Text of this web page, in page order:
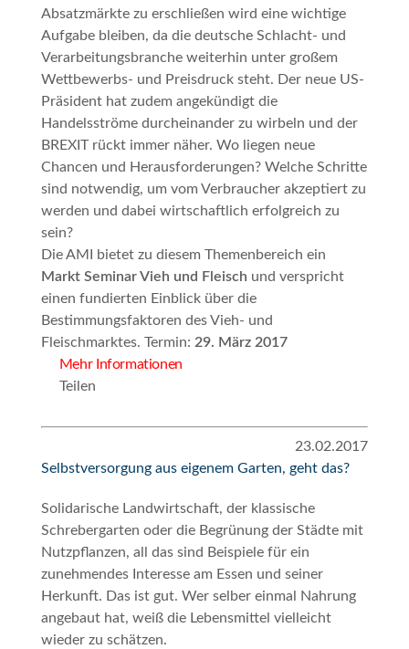
Absatzmärkte zu erschließen wird eine wichtige
Aufgabe bleiben, da die deutsche Schlacht- und
Verarbeitungsbranche weiterhin unter großem
Wettbewerbs- und Preisdruck steht. Der neue US-
Präsident hat zudem angekündigt die
Handelsströme durcheinander zu wirbeln und der
BREXIT rückt immer näher. Wo liegen neue
Chancen und Herausforderungen? Welche Schritte
sind notwendig, um vom Verbraucher akzeptiert zu
werden und dabei wirtschaftlich erfolgreich zu
sein?
Die AMI bietet zu diesem Themenbereich ein
Markt Seminar Vieh und Fleisch und verspricht
einen fundierten Einblick über die
Bestimmungsfaktoren des Vieh- und
Fleischmarktes. Termin: 29. März 2017
Mehr Informationen
Teilen
23.02.2017
Selbstversorgung aus eigenem Garten, geht das?
Solidarische Landwirtschaft, der klassische
Schrebergarten oder die Begrünung der Städte mit
Nutzpflanzen, all das sind Beispiele für ein
zunehmendes Interesse am Essen und seiner
Herkunft. Das ist gut. Wer selber einmal Nahrung
angebaut hat, weiß die Lebensmittel vielleicht
wieder zu schätzen.